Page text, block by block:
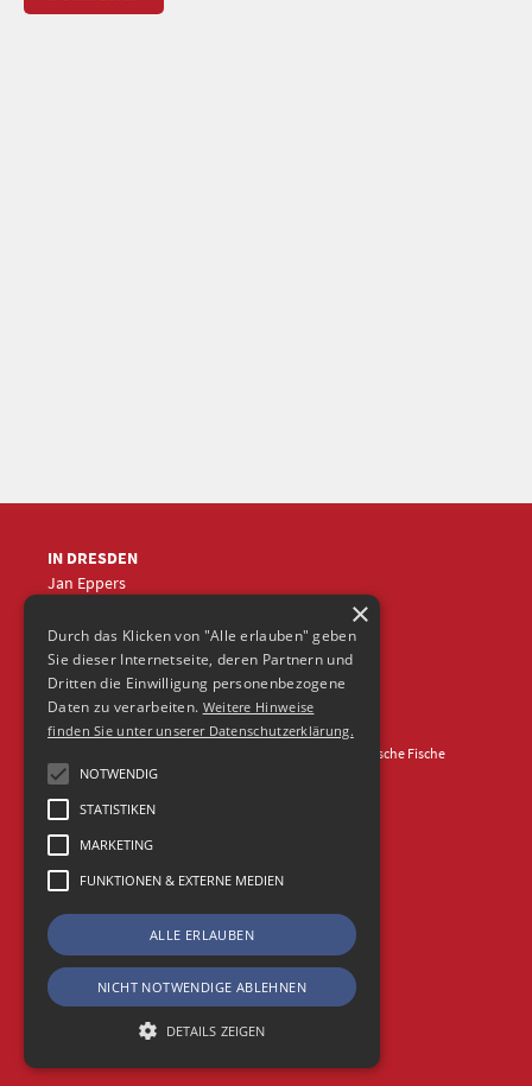
IN DRESDEN
Jan Eppers
jep@frische-fische.com
© 2026 Agentur Frische Fische
×
Durch das Klicken von "Alle erlauben" geben
Sie dieser Internetseite, deren Partnern und
Dritten die Einwilligung personenbezogene
Daten zu verarbeiten. Weitere Hinweise
finden Sie unter unserer Datenschutzerklärung.
NOTWENDIG
STATISTIKEN
MARKETING
FUNKTIONEN & EXTERNE MEDIEN
ALLE ERLAUBEN
NICHT NOTWENDIGE ABLEHNEN
DETAILS ZEIGEN